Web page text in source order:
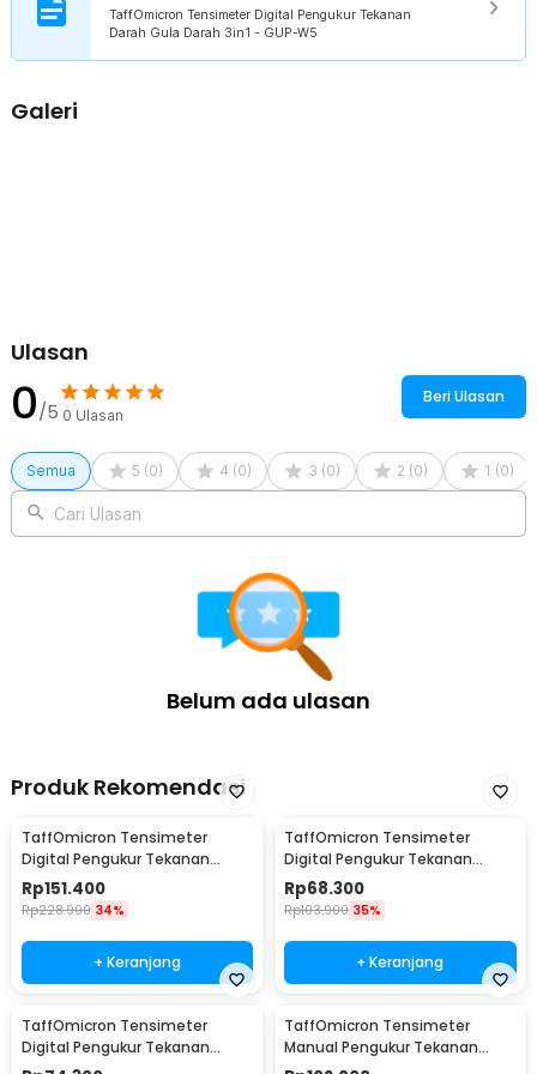
50 x Jarum
1 x Pouch
TaffOmicron Tensimeter Digital Pengukur Tekanan
Darah Gula Darah 3in1 - GUP-W5
Galeri
Ulasan
0/5 0 Ulasan
Beri Ulasan
Semua 5 (0) 4 (0) 3 (0) 2 (0) 1 (0)
Cari Ulasan
Belum ada ulasan
Produk Rekomendasi
TaffOmicron Tensimeter
Digital Pengukur Tekanan
Darah Bahasa Indonesia -
RAK289
Rp151.400
Rp228.900 34%
+ Keranjang
TaffOmicron Tensimeter
Digital Pengukur Tekanan
Darah English Voice - BW-3205
Rp68.300
Rp103.900 35%
+ Keranjang
TaffOmicron Tensimeter
Digital Pengukur Tekanan
Darah Wrist Monitor - CK-102S
TaffOmicron Tensimeter
Manual Pengukur Tekanan
Darah Stetoskop Set - 0197